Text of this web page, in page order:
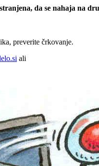
da se nahaja na
preverite črkovanje.
ali